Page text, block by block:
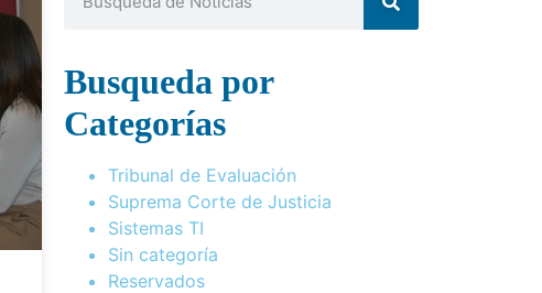
Busqueda por
Categorías
Tribunal de Evaluación
Suprema Corte de Justicia
Sistemas TI
Sin categoría
Reservados